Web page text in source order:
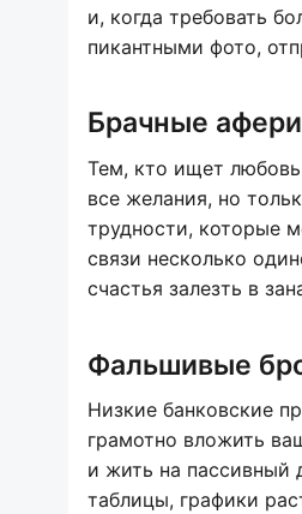
и, когда требовать
пикантными фото,
Брачные
Тем, кто ищет
все желания, но
трудности, которые
связи несколько
счастья залезть в
Фальшивые
Низкие банковские
грамотно вложить
и жить на пассивный
таблицы, графики